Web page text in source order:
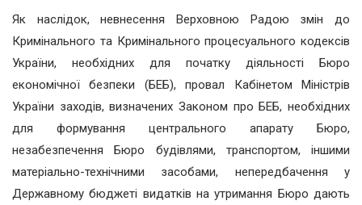
Як наслідок, невнесення Верховною Радою змін до
Кримінального та Кримінального процесуального кодексів
України, необхідних для початку діяльності Бюро
економічної безпеки (БЕБ), провал Кабінетом Міністрів
України заходів, визначених Законом про БЕБ, необхідних
для формування центрального апарату Бюро,
незабезпечення Бюро будівлями, транспортом, іншими
матеріально-технічними засобами, непередбачення у
Державному бюджеті видатків на утримання Бюро дають